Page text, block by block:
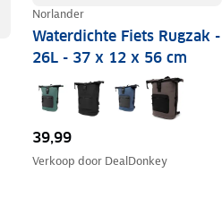
Norlander
Waterdichte Fiets Rugzak -
26L - 37 x 12 x 56 cm
39,99
Verkoop door DealDonkey